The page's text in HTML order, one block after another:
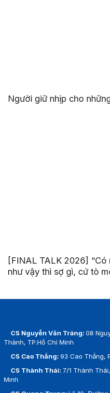
Người giữ nhịp cho
[FINAL TALK 2026]
như vậy thì sợ gì, cứ tò
CS Nguyễn Văn Tráng: 08
Thành, TP.Hồ Chí Minh
CS Cao Thắng: 93 Cao Thắng,
CS Thành Thái: 7/1 Thành
Minh